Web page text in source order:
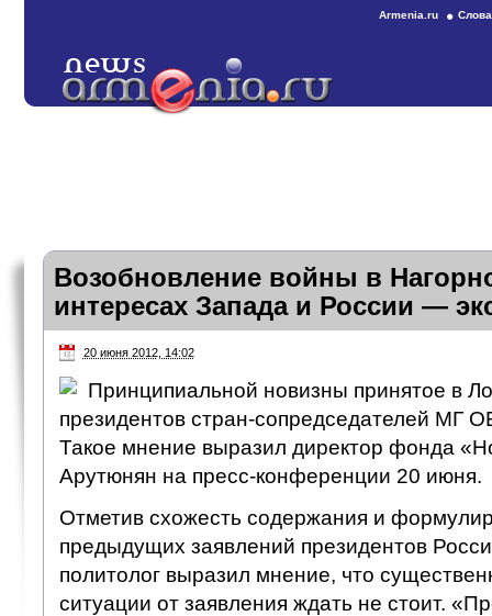
Armenia.ru
Возобновление войны в
интересах Запада и России —
20 июня 2012, 14:02
Принципиальной новизны принятое в
президентов стран-сопредседателей МГ
Такое мнение выразил директор фонда
Арутюнян на пресс-конференции 20 июня.
Отметив схожесть содержания и
предыдущих заявлений президентов
политолог выразил мнение, что
ситуации от заявления ждать не стоит.